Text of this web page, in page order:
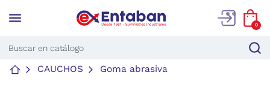
menu 0
CAUCHOS Goma abrasiva